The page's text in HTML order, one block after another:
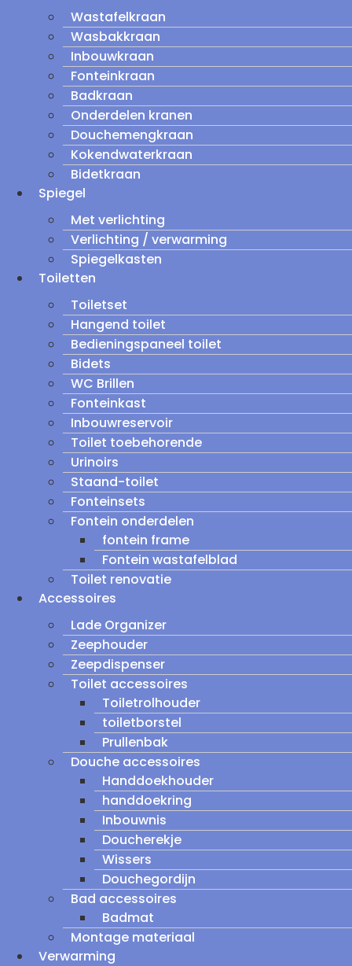
Wastafelkraan
Wasbakkraan
Inbouwkraan
Fonteinkraan
Badkraan
Onderdelen kranen
Douchemengkraan
Kokendwaterkraan
Bidetkraan
Spiegel
Met verlichting
Verlichting / verwarming
Spiegelkasten
Toiletten
Toiletset
Hangend toilet
Bedieningspaneel toilet
Bidets
WC Brillen
Fonteinkast
Inbouwreservoir
Toilet toebehorende
Urinoirs
Staand-toilet
Fonteinsets
Fontein onderdelen
fontein frame
Fontein wastafelblad
Toilet renovatie
Accessoires
Lade Organizer
Zeephouder
Zeepdispenser
Toilet accessoires
Toiletrolhouder
toiletborstel
Prullenbak
Douche accessoires
Handdoekhouder
handdoekring
Inbouwnis
Doucherekje
Wissers
Douchegordijn
Bad accessoires
Badmat
Montage materiaal
Verwarming